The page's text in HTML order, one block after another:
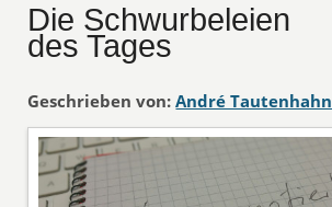
Die Schwurbeleien
des Tages
Geschrieben von: André Tautenhahn